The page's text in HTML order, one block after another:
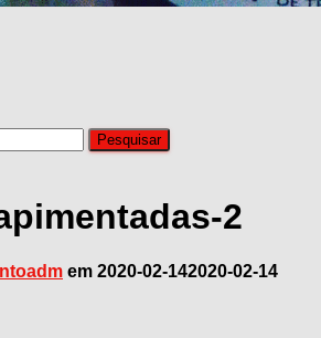
2
em 2020-02-142020-02-14